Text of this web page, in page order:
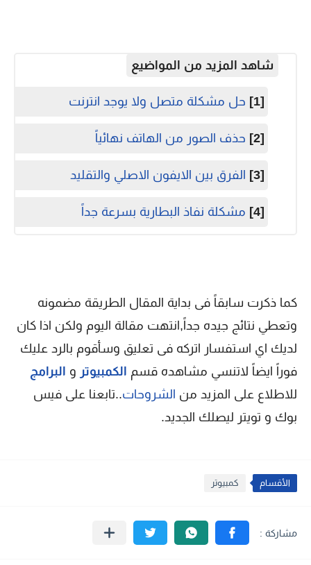
شاهد المزيد من المواضيع
[1] حل مشكلة متصل ولا يوجد انترنت
[2] حذف الصور من الهاتف نهائياً
[3] الفرق بين الايفون الاصلي والتقليد
[4] مشكلة نفاذ البطارية بسرعة جداً
كما ذكرت سابقاً فى بداية المقال الطريقة مضمونه
وتعطي نتائج جيده جداً,انتهت مقالة اليوم ولكن اذا كان
لديك اي استفسار اتركه فى تعليق وسأقوم بالرد عليك
فوراً ايضاً لاتنسي مشاهده قسم الكمبيوتر و البرامج
للاطلاع على المزيد من الشروحات..تابعنا على فيس
بوك و تويتر ليصلك الجديد.
الأقسام كمبيوتر